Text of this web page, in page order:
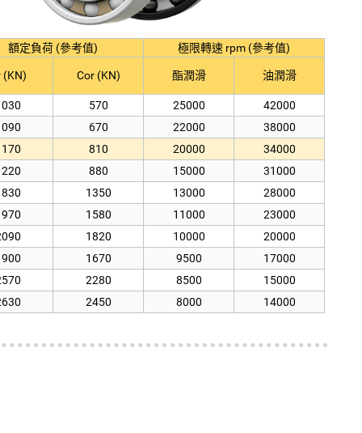
額定負荷 (參考值)
極限轉速 rpm (參考值)
(KN) Cor (KN) 酯潤滑 油潤滑
570 25000
42000
670 22000
38000
810 20000
34000
880 15000
31000
1350 13000
28000
1580 11000
23000
1820 10000
20000
1670 9500
17000
2280 8500
15000
2450 8000 14000